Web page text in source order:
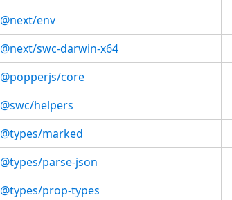
@next/env
@next/swc-darwin-x64
@popperjs/core
@swc/helpers
@types/marked
@types/parse-json
@types/prop-types